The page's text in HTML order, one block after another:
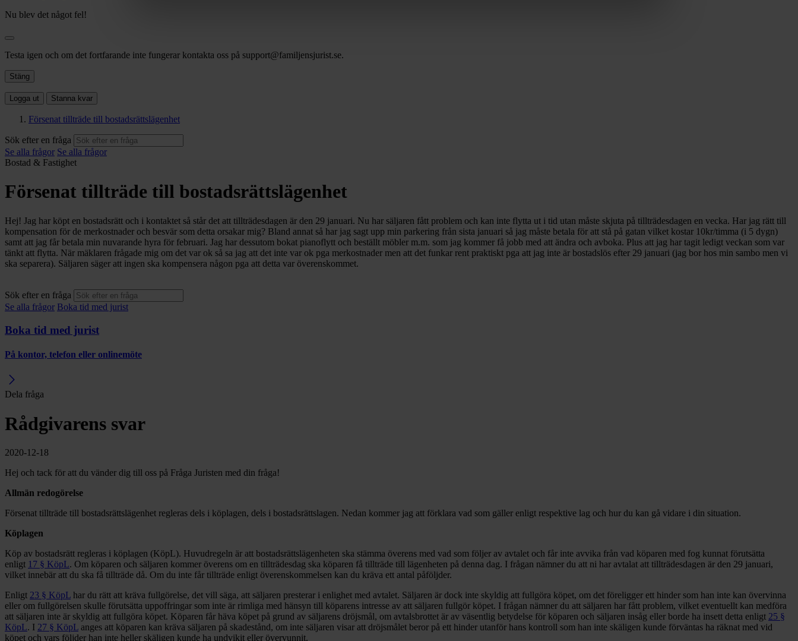
Nu blev det något fel!
Testa igen och om det fortfarande inte fungerar kontakta oss på support@familjensjurist.se.
Stäng
Logga ut Stanna kvar
Försenat tillträde till bostadsrättslägenhet
Sök efter en fråga
Se alla frågor Se alla frågor
Bostad & Fastighet
Försenat tillträde till bostadsrättslägenhet
Hej! Jag har köpt en bostadsrätt och i kontaktet så står det att tillträdesdagen är den 29 januari. Nu har säljaren fått problem och kan inte flytta ut i tid utan måste skjuta på tillträdesdagen en vecka. Har jag rätt till
kompensation för de merkostnader och besvär som detta orsakar mig? Bland annat så har jag sagt upp min parkering från sista januari så jag måste betala för att stå på gatan vilket kostar 10kr/timma (i 5 dygn)
samt att jag får betala min nuvarande hyra för februari. Jag har dessutom bokat pianoflytt och beställt möbler m.m. som jag kommer få jobb med att ändra och avboka. Plus att jag har tagit ledigt veckan som var
tänkt att flytta. När mäklaren frågade mig om det var ok så sa jag att det inte var ok pga merkostnader men att det funkar rent praktiskt pga att jag inte är bostadslös efter 29 januari (jag bor hos min sambo men vi
ska separera). Säljaren säger att ingen ska kompensera någon pga att detta var överenskommet.
Sök efter en fråga
Se alla frågor Boka tid med jurist
Boka tid med jurist
På kontor, telefon eller onlinemöte
Dela fråga
Rådgivarens svar
2020-12-18
Hej och tack för att du vänder dig till oss på Fråga Juristen med din fråga!
Allmän redogörelse
Försenat tillträde till bostadsrättslägenhet regleras dels i köplagen, dels i bostadsrättslagen. Nedan kommer jag att förklara vad som gäller enligt respektive lag och hur du kan gå vidare i din situation.
Köplagen
Köp av bostadsrätt regleras i köplagen (KöpL). Huvudregeln är att bostadsrättslägenheten ska stämma överens med vad som följer av avtalet och får inte avvika från vad köparen med fog kunnat förutsätta
enligt 17 § KöpL. Om köparen och säljaren kommer överens om en tillträdesdag ska köparen få tillträde till lägenheten på denna dag. I frågan nämner du att ni har avtalat att tillträdesdagen är den 29 januari,
vilket innebär att du ska få tillträde då. Om du inte får tillträde enligt överenskommelsen kan du kräva ett antal påföljder.
Enligt 23 § KöpL har du rätt att kräva fullgörelse, det vill säga, att säljaren presterar i enlighet med avtalet. Säljaren är dock inte skyldig att fullgöra köpet, om det föreligger ett hinder som han inte kan övervinna
eller om fullgörelsen skulle förutsätta uppoffringar som inte är rimliga med hänsyn till köparens intresse av att säljaren fullgör köpet. I frågan nämner du att säljaren har fått problem, vilket eventuellt kan medföra
att säljaren inte är skyldig att fullgöra köpet. Köparen får häva köpet på grund av säljarens dröjsmål, om avtalsbrottet är av väsentlig betydelse för köparen och säljaren insåg eller borde ha insett detta enligt 25 §
KöpL. I 27 § KöpL anges att köparen kan kräva säljaren på skadestånd, om inte säljaren visar att dröjsmålet beror på ett hinder utanför hans kontroll som han inte skäligen kunde förväntas ha räknat med vid
köpet och vars följder han inte heller skäligen kunde ha undvikit eller övervunnit.